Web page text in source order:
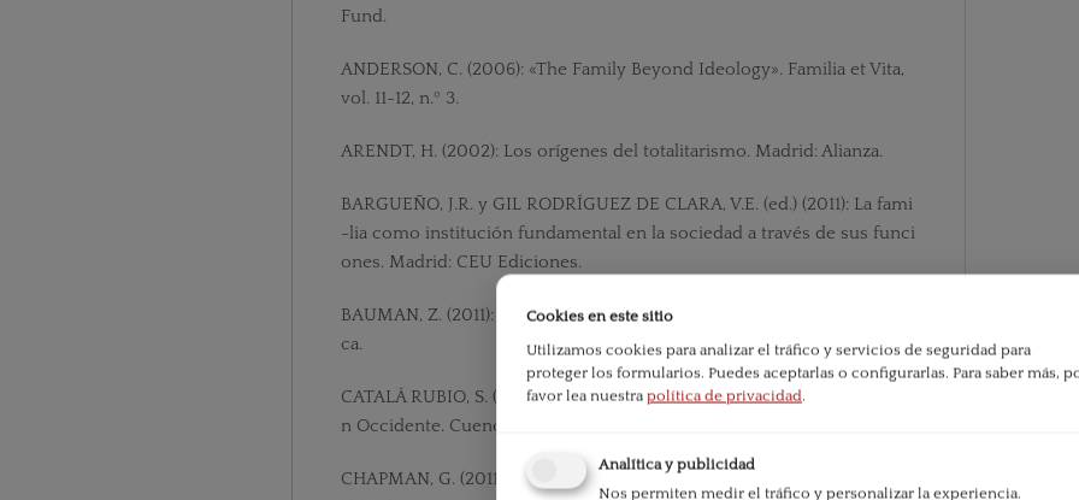
Fund.
ANDERSON, C. (2006): «The Family Beyond Ideology». Familia et Vita,
vol. 11-12, n.º 3.
ARENDT, H. (2002): Los orígenes del totalitarismo. Madrid: Alianza.
BARGUEÑO, J.R. y GIL RODRÍGUEZ DE CLARA, V.E. (ed.) (2011): La fami
-lia como institución fundamental en la sociedad a través de sus funci
ones. Madrid: CEU Ediciones.
BAUMAN, Z. (2011): Amor líquido. Madrid: Fondo de Cultura Eco-nómi
ca.
CATALÁ RUBIO, S. (coord.) (2006): Evolución del Derecho de familia e
n Occidente. Cuenca: Universidad de Castilla-La Mancha.
CHAPMAN, G. (2011): Los cinco lenguajes del amor. Miami, FL: Edito-ri
Cookies en este sitio
Utilizamos cookies para analizar el tráfico y servicios de seguridad para
proteger los formularios. Puedes aceptarlas o configurarlas. Para saber más,
favor lea nuestra política de privacidad.
Analítica y publicidad
Nos permiten medir el tráfico y personalizar la experiencia.